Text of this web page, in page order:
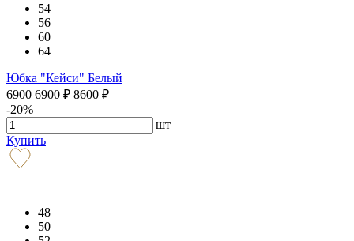
54
56
60
64
Юбка "Кейси" Белый
6900 6900 ₽ 8600 ₽
-20%
шт
Купить
48
50